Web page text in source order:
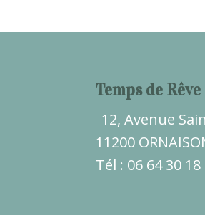
Temps de Rêve
12, Avenue
11200
Tél : 06 64 30 18